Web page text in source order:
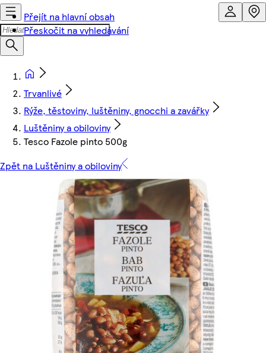
Přejít na hlavní obsah
Přeskočit na vyhledávání
Trvanlivé
Rýže, těstoviny, luštěniny, gnocchi a zavářky
Luštěniny a obiloviny
Tesco Fazole pinto 500g
Zpět na Luštěniny a obiloviny